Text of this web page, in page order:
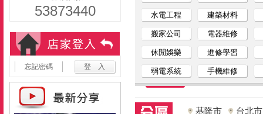
53873440
忘記密碼
水電工程 建築材料
搬家公司 電器維修
休閒娛樂 進修學習
弱電系統 手機維修
基隆市
台北市